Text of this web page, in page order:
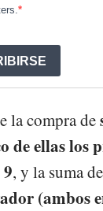
la compra de
de ellas los
, y la suma
(ambos